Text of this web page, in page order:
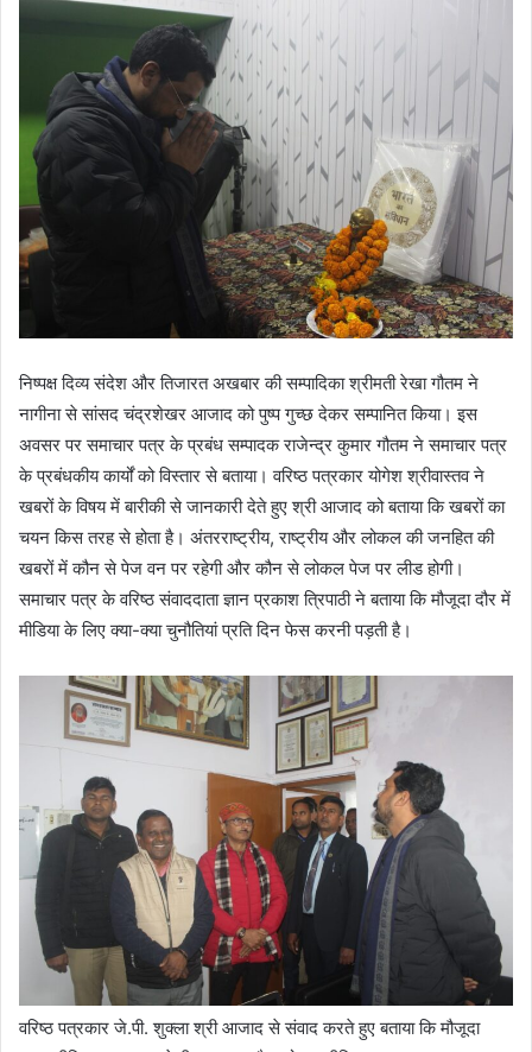
निष्पक्ष दिव्य संदेश और तिजारत अखबार की सम्पादिका श्रीमती रेखा गौतम ने
नागीना से सांसद चंद्रशेखर आजाद को पुष्प गुच्छ देकर सम्पानित किया। इस
अवसर पर समाचार पत्र के प्रबंध सम्पादक राजेन्द्र कुमार गौतम ने समाचार पत्र
के प्रबंधकीय कार्यों को विस्तार से बताया। वरिष्ठ पत्रकार योगेश श्रीवास्तव ने
खबरों के विषय में बारीकी से जानकारी देते हुए श्री आजाद को बताया कि खबरों का
चयन किस तरह से होता है। अंतरराष्ट्रीय, राष्ट्रीय और लोकल की जनहित की
खबरों में कौन से पेज वन पर रहेगी और कौन से लोकल पेज पर लीड होगी।
समाचार पत्र के वरिष्ठ संवाददाता ज्ञान प्रकाश त्रिपाठी ने बताया कि मौजूदा दौर में
मीडिया के लिए क्या-क्या चुनौतियां प्रति दिन फेस करनी पड़ती है।
वरिष्ठ पत्रकार जे.पी. शुक्ला श्री आजाद से संवाद करते हुए बताया कि मौजूदा